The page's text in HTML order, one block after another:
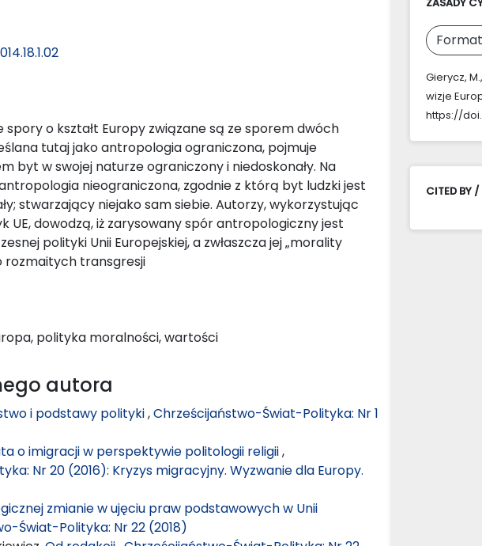
spory o kształt Europy związane są ze sporem dwóch
tutaj jako antropologia ograniczona, pojmuje
byt w swojej naturze ograniczony i niedoskonały. Na
nieograniczona, zgodnie z którą byt ludzki jest
stwarzający niejako sam siebie. Autorzy, wykorzystując
UE, dowodzą, iż zarysowany spór antropologiczny jest
polityki Unii Europejskiej, a zwłaszcza jej „morality
rozmaitych transgresji
polityka moralności, wartości
autora
i podstawy polityki,Chrześcijaństwo-Świat-Polityka: Nr 1
o imigracji w perspektywie politologii religii,
Nr 20 (2016): Kryzys migracyjny. Wyzwanie dla Europy.
zmianie w ujęciu praw podstawowych w Unii
Świat-Polityka: Nr 22 (2018)
Gierycz,
wizje
https://
CITED BY /